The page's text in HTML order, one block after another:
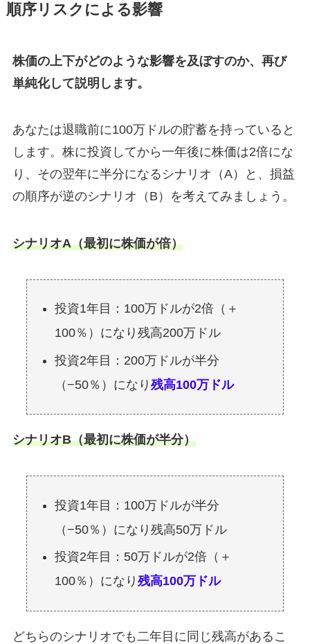
順序リスクによる影響
株価の上下がどのような影響を及ぼすのか、再び
単純化して説明します。
あなたは退職前に100万ドルの貯蓄を持っていると
します。株に投資してから一年後に株価は2倍にな
り、その翌年に半分になるシナリオ（A）と、損益
の順序が逆のシナリオ（B）を考えてみましょう。
シナリオA（最初に株価が倍）
投資1年目：100万ドルが2倍（＋
100％）になり残高200万ドル
投資2年目：200万ドルが半分
（−50％）になり 残高100万ドル
シナリオB（最初に株価が半分）
投資1年目：100万ドルが半分
（−50％）になり残高50万ドル
投資2年目：50万ドルが2倍（＋
100％）になり 残高100万ドル
どちらのシナリオでも二年目に同じ残高があるこ